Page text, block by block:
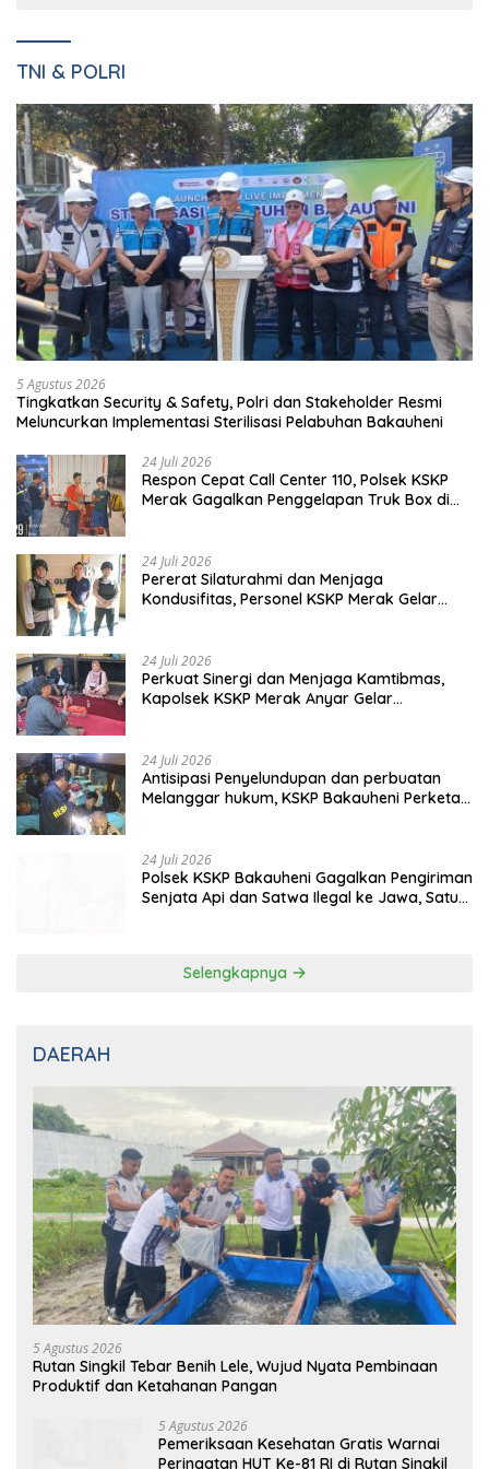
TNI & POLRI
5 Agustus 2026
Tingkatkan Security & Safety, Polri dan Stakeholder Resmi
Meluncurkan Implementasi Sterilisasi Pelabuhan Bakauheni
24 Juli 2026
Respon Cepat Call Center 110, Polsek KSKP
Merak Gagalkan Penggelapan Truk Box di
24 Juli 2026
Pererat Silaturahmi dan Menjaga
Kondusifitas, Personel KSKP Merak Gelar
24 Juli 2026
Perkuat Sinergi dan Menjaga Kamtibmas,
Kapolsek KSKP Merak Anyar Gelar
24 Juli 2026
Antisipasi Penyelundupan dan perbuatan
Melanggar hukum, KSKP Bakauheni Perketat
24 Juli 2026
Polsek KSKP Bakauheni Gagalkan Pengiriman
Senjata Api dan Satwa Ilegal ke Jawa, Satu
Selengkapnya
DAERAH
5 Agustus 2026
Rutan Singkil Tebar Benih Lele, Wujud Nyata Pembinaan
Produktif dan Ketahanan Pangan
5 Agustus 2026
Pemeriksaan Kesehatan Gratis Warnai
Peringatan HUT Ke-81 RI di Rutan Singkil